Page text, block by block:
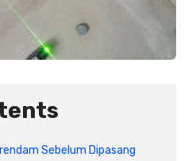
Sebelum Dipasang